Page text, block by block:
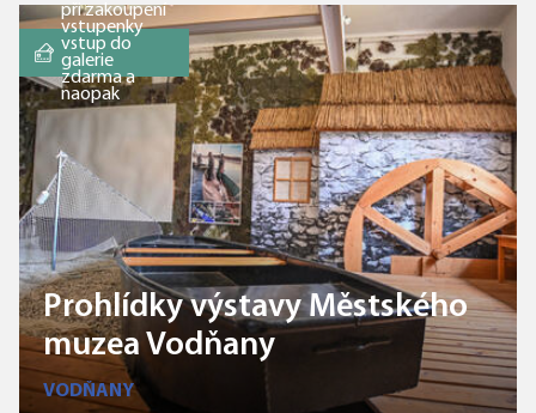
Prohlídky výstavy Městského
muzea Vodňany
VODŇANY
při zakoupení
vstupenky
vstup do
galerie
zdarma a
naopak